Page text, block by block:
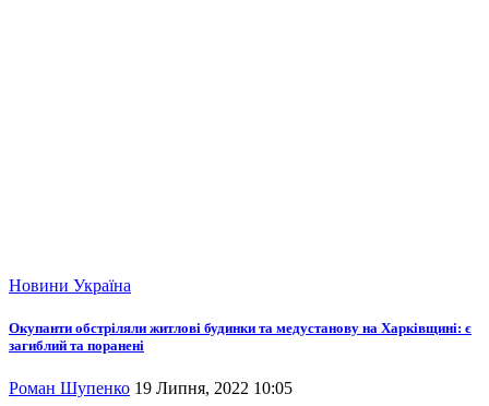
Новини Україна
Окупанти обстріляли житлові будинки та медустанову на Харківщині: є
загиблий та поранені
Роман Шупенко 19 Липня, 2022 10:05